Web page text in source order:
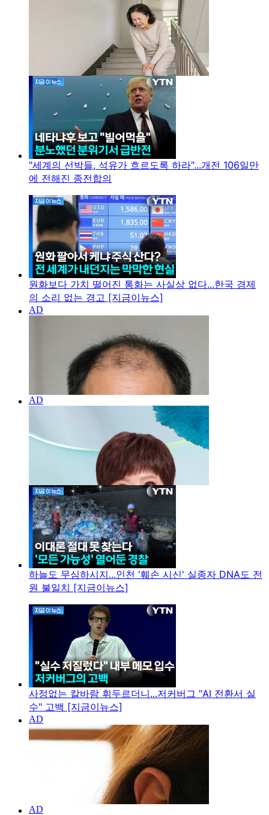
"세계의 선박들, 석유가 흐르도록 하라"...개전 106일만
에 전해진 종전합의
원화보다 가치 떨어진 통화는 사실상 없다...한국 경제
의 소리 없는 경고 [지금이뉴스]
하늘도 무심하시지...인천 '훼손 시신' 실종자 DNA도 전
원 불일치 [지금이뉴스]
사정없는 칼바람 휘두르더니...저커버그 "AI 전환서 실
수" 고백 [지금이뉴스]